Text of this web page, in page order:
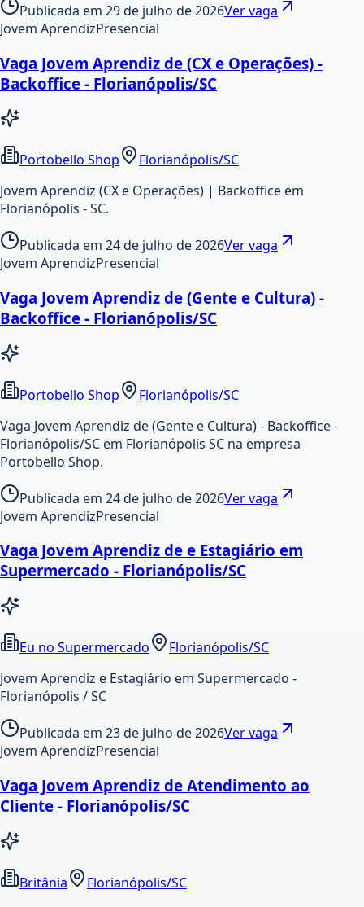
Publicada em 29 de julho de 2026Ver vaga
Jovem AprendizPresencial
Vaga Jovem Aprendiz de (CX e Operações) -
Backoffice - Florianópolis/SC
Portobello Shop
Florianópolis/SC
Jovem Aprendiz (CX e Operações) | Backoffice em
Florianópolis - SC.
Publicada em 24 de julho de 2026Ver vaga
Jovem AprendizPresencial
Vaga Jovem Aprendiz de (Gente e Cultura) -
Backoffice - Florianópolis/SC
Portobello Shop
Florianópolis/SC
Vaga Jovem Aprendiz de (Gente e Cultura) - Backoffice -
Florianópolis/SC em Florianópolis SC na empresa
Portobello Shop.
Publicada em 24 de julho de 2026Ver vaga
Jovem AprendizPresencial
Vaga Jovem Aprendiz de e Estagiário em
Supermercado - Florianópolis/SC
Eu no Supermercado
Florianópolis/SC
Jovem Aprendiz e Estagiário em Supermercado -
Florianópolis / SC
Publicada em 23 de julho de 2026Ver vaga
Jovem AprendizPresencial
Vaga Jovem Aprendiz de Atendimento ao
Cliente - Florianópolis/SC
Britânia
Florianópolis/SC